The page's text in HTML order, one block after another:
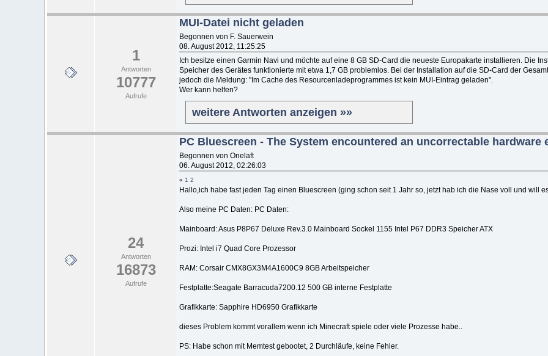
1
Antworten
10777
Aufrufe
MUI-Datei nicht geladen
Begonnen von F. Sauerwein
08. August 2012, 11:25:25
Ich besitze einen Garmin Navi und möchte auf eine 8 GB SD-Card die neueste Europakarte installieren. Die
Speicher des Gerätes funktionierte mit etwa 1,7 GB problemlos. Bei der Installation auf die SD-Card der
jedoch die Meldung: "Im Cache des Resourcenladeprogrammes ist kein MUI-Eintrag geladen".
Wer kann helfen?
weitere Antworten anzeigen »»
24
Antworten
16873
Aufrufe
PC Bluescreen - The System encountered an uncorrectable hardware
Begonnen von Onelaft
06. August 2012, 02:26:03
« 1 2
Hallo,ich habe fast jeden Tag einen Bluescreen (ging schon seit 1 Jahr so, jetzt hab ich die Nase voll und will
Also meine PC Daten: PC Daten:
Mainboard: Asus P8P67 Deluxe Rev.3.0 Mainboard Sockel 1155 Intel P67 DDR3 Speicher ATX
Prozi: Intel i7 Quad Core Prozessor
RAM: Corsair CMX8GX3M4A1600C9 8GB Arbeitspeicher
Festplatte:Seagate Barracuda7200.12 500 GB interne Festplatte
Grafikkarte: Sapphire HD6950 Grafikkarte
dieses Problem kommt vorallem wenn ich Minecraft spiele oder viele Prozesse habe..
PS: Habe schon mit Memtest gebootet, 2 Durchläufe, keine Fehler.